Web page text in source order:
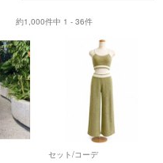
約1,000件中 1 - 36件
セット/コーデ